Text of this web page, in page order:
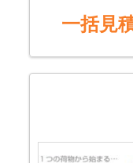
一括見